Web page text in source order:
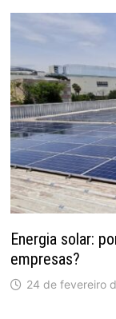
Energia solar:
empresas?
24 de fevereiro